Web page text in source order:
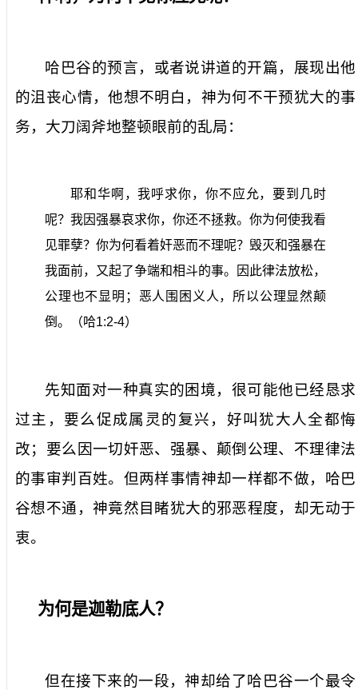
哈巴谷的预言，或者说讲道的开篇，展现出他
的沮丧心情，他想不明白，神为何不干预犹大的事
务，大刀阔斧地整顿眼前的乱局：
耶和华啊，我呼求你，你不应允，要到几时
呢？我因强暴哀求你，你还不拯救。你为何使我看
见罪孽？你为何看着奸恶而不理呢？毁灭和强暴在
我面前，又起了争端和相斗的事。因此律法放松，
公理也不显明；恶人围困义人，所以公理显然颠
倒。（哈1:2-4）
先知面对一种真实的困境，很可能他已经恳求
过主，要么促成属灵的复兴，好叫犹大人全都悔
改；要么因一切奸恶、强暴、颠倒公理、不理律法
的事审判百姓。但两样事情神却一样都不做，哈巴
谷想不通，神竟然目睹犹大的邪恶程度，却无动于
衷。
为何是迦勒底人？
但在接下来的一段，神却给了哈巴谷一个最令